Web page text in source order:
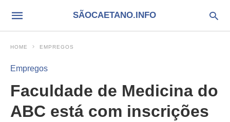
SÃOCAETANO.INFO
HOME EMPREGOS
Empregos
Faculdade de Medicina do
ABC está com inscrições